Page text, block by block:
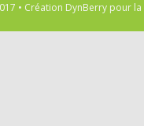
• Création DynBerry pour la